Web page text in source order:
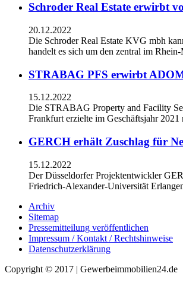
Schroder Real Estate erwirbt
20.12.2022
Die Schroder Real Estate KVG mbh
handelt es sich um den zentral im
STRABAG PFS erwirbt
15.12.2022
Die STRABAG Property and Facility
Frankfurt erzielte im Geschäftsjahr
GERCH erhält Zuschlag für
15.12.2022
Der Düsseldorfer Projektentwickler
Friedrich-Alexander-Universität
Archiv
Sitemap
Pressemitteilung veröffentlichen
Impressum / Kontakt / Rechtshinweise
Datenschutzerklärung
Copyright © 2017 | Gewerbeimmobilien24.de